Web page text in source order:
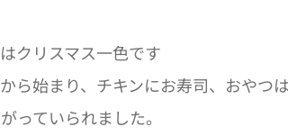
クリスマス一色です
ら始まり、チキンにお寿司、おやつ
っていられました。